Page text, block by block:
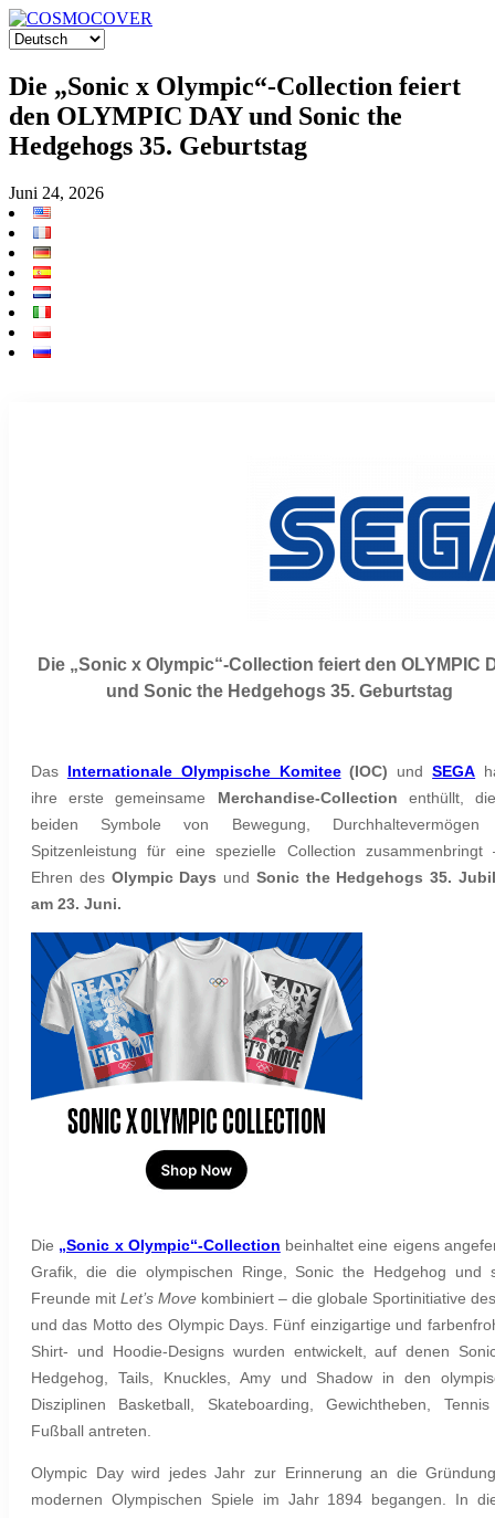
Die „Sonic x Olympic“-Collection feiert
den OLYMPIC DAY und Sonic the
Hedgehogs 35. Geburtstag
Juni 24, 2026
Die „Sonic x Olympic“-Collection feiert den OLYMPIC
und Sonic the Hedgehogs 35. Geburtstag
Das Internationale Olympische Komitee(IOC) undSEGA
ihre erste gemeinsame Merchandise-Collection enthüllt,
beiden Symbole von Bewegung, Durchhaltevermögen
Spitzenleistung für eine spezielle Collection zusammenbringt
Ehren des Olympic Days und Sonic the Hedgehogs 35.
am 23. Juni.
Die „Sonic x Olympic“-Collection beinhaltet eine eigens
Grafik, die die olympischen Ringe, Sonic the Hedgehog und
Freunde mit Let’s Move kombiniert – die globale Sportinitiative
und das Motto des Olympic Days. Fünf einzigartige und
Shirt- und Hoodie-Designs wurden entwickelt, auf denen
Hedgehog, Tails, Knuckles, Amy und Shadow in den
Disziplinen Basketball, Skateboarding, Gewichtheben,
Fußball antreten.
Olympic Day wird jedes Jahr zur Erinnerung an die
modernen Olympischen Spiele im Jahr 1894 begangen. In